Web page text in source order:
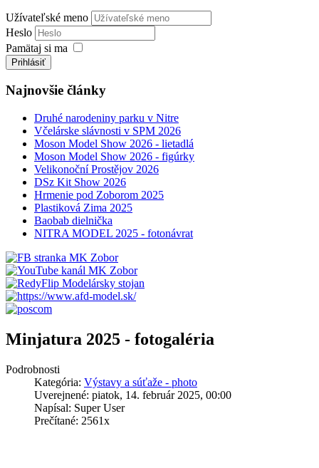
Užívateľské meno
Heslo
Pamätaj si ma
Prihlásiť
Najnovšie články
Druhé narodeniny parku v Nitre
Včelárske slávnosti v SPM 2026
Moson Model Show 2026 - lietadlá
Moson Model Show 2026 - figúrky
Velikonoční Prostějov 2026
DSz Kit Show 2026
Hrmenie pod Zoborom 2025
Plastiková Zima 2025
Baobab dielnička
NITRA MODEL 2025 - fotonávrat
Minjatura 2025 - fotogaléria
Podrobnosti
Kategória: Výstavy a súťaže - photo
Uverejnené: piatok, 14. február 2025, 00:00
Napísal: Super User
Prečítané: 2561x